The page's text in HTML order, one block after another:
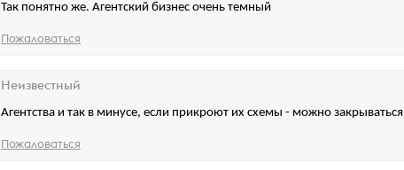
Так понятно же. Агентский бизнес очень темный
Пожаловаться
Агентства и так в минусе, если прикроют их схемы - можно закрываться
Неизвестный
Пожаловаться